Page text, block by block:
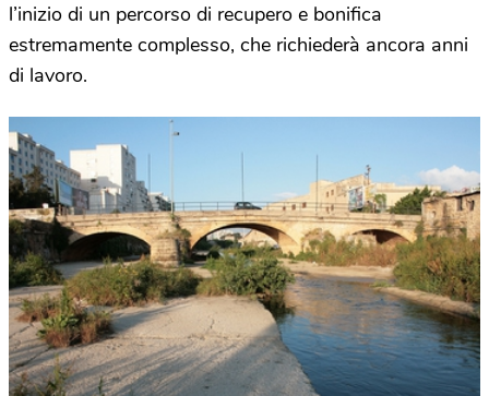
l’inizio di un percorso di recupero e bonifica
estremamente complesso, che richiederà ancora anni
di lavoro.